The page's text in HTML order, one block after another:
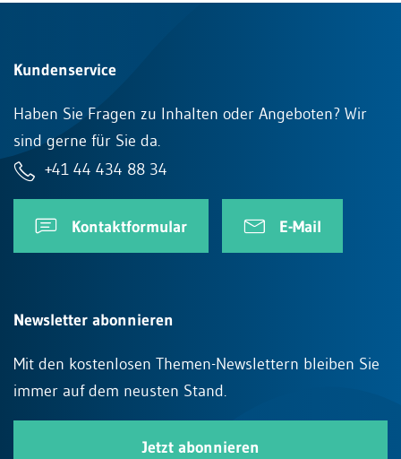
Kundenservice
Haben Sie Fragen zu Inhalten oder Angeboten? Wir
sind gerne für Sie da.
+41 44 434 88 34
Kontaktformular E-Mail
Newsletter abonnieren
Mit den kostenlosen Themen-Newslettern bleiben Sie
immer auf dem neusten Stand.
Jetzt abonnieren